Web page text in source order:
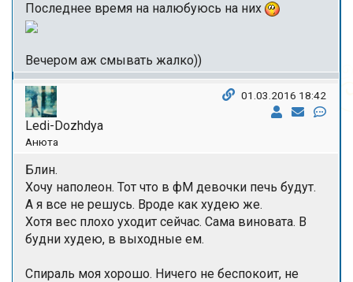
Последнее время на налюбуюсь на них
Вечером аж смывать жалко))
Ledi-Dozhdya
Анюта
01.03.2016 18:42
Блин.
Хочу наполеон. Тот что в фМ девочки печь будут.
А я все не решусь. Вроде как худею же.
Хотя вес плохо уходит сейчас. Сама виновата. В
будни худею, в выходные ем.
Спираль моя хорошо. Ничего не беспокоит, не